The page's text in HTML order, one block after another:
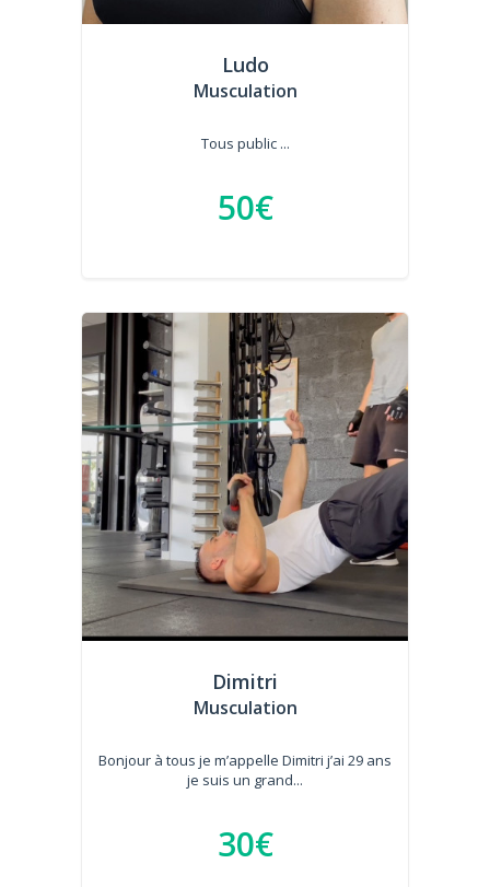
Ludo
Musculation
Tous public ...
50€
Dimitri
Musculation
Bonjour à tous je m’appelle Dimitri j’ai 29 ans
je suis un grand...
30€